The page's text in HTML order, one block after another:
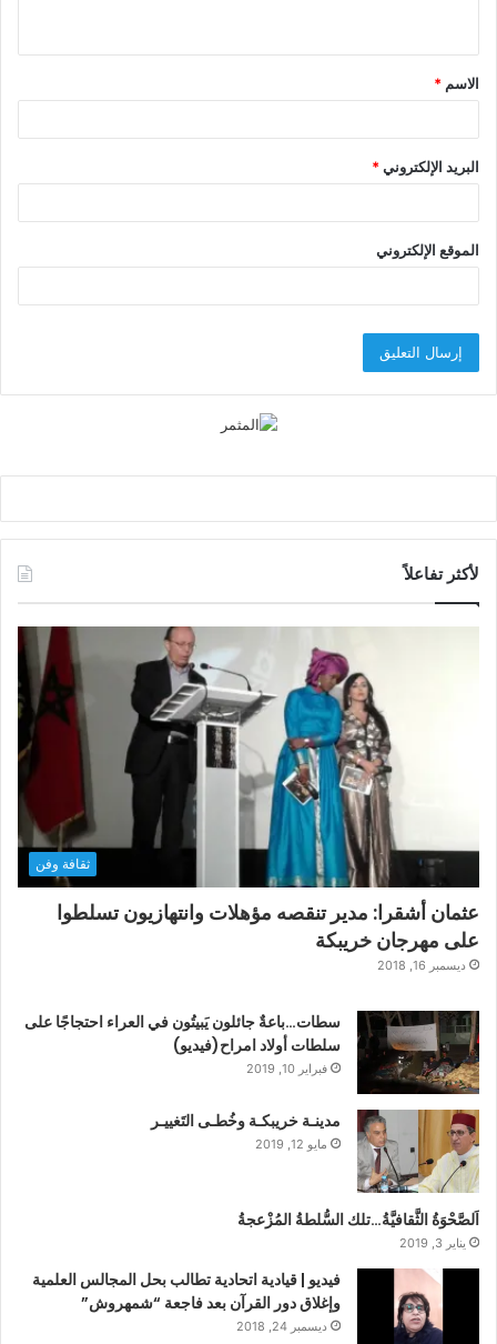
ق
*
الاسم *
البريد الإلكتروني*
الموقع الإلكتروني
لأكثر تفاعلاً
ثقافة وفن
عثمان أشقرا: مدير تنقصه مؤهلات وانتهازيون تسلطوا
على مهرجان خريبكة
ديسمبر 16, 2018
سطات…باعةٌ جائلون يَبيتُون في العراء احتجاجًا على
سلطات أولاد امراح(فيديو)
فبراير 10, 2019
مدينـة خريبكـة وخُطـى التَغييـر
مايو 12, 2019
اَلصَّحْوَةُ الثَّقافيَّةُ…تلك السُّلطةُ المُزْعجةُ
يناير 3, 2019
فيديو | قيادية اتحادية تطالب بحل المجالس العلمية
وإغلاق دور القرآن بعد فاجعة “شمهروش”
ديسمبر 24, 2018